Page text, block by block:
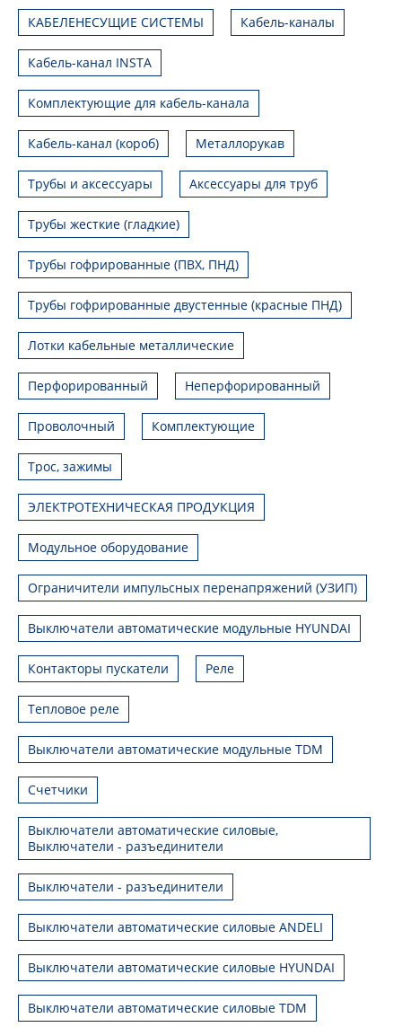
КАБЕЛЕНЕСУЩИЕ СИСТЕМЫ Кабель-каналы
Кабель-канал INSTA
Комплектующие для кабель-канала
Кабель-канал (короб) Металлорукав
Трубы и аксессуары Аксессуары для труб
Трубы жесткие (гладкие)
Трубы гофрированные (ПВХ, ПНД)
Трубы гофрированные двустенные (красные ПНД)
Лотки кабельные металлические
Перфорированный Неперфорированный
Проволочный Комплектующие
Трос, зажимы
ЭЛЕКТРОТЕХНИЧЕСКАЯ ПРОДУКЦИЯ
Модульное оборудование
Ограничители импульсных перенапряжений (УЗИП)
Выключатели автоматические модульные HYUNDAI
Контакторы пускатели Реле
Тепловое реле
Выключатели автоматические модульные TDM
Счетчики
Выключатели автоматические силовые,
Выключатели - разъединители
Выключатели - разъединители
Выключатели автоматические силовые ANDELI
Выключатели автоматические силовые HYUNDAI
Выключатели автоматические силовые TDM